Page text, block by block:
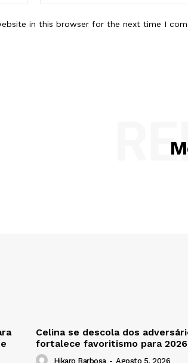
in this browser for the next time I
Celina se descola dos
fortalece favoritismo para 2026
Hikaro Barbosa - Agosto 5, 2026